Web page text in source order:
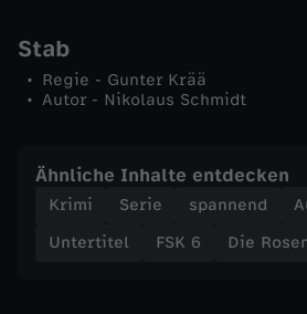
t
F
a
Stab
Regie - Gunter Krää
Autor - Nikolaus Schmidt
Ähnliche Inhalte entdecken
Krimi Serie spannend
Untertitel
FSK 6 Die